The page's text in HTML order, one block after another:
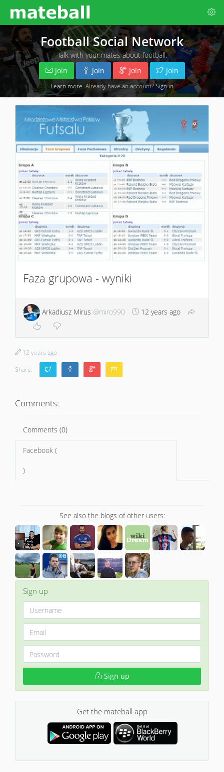
Football Social Network
Talk with your mates about football.
Join
Join Join Join
Learn more . Already have an account?Sign in
Faza grupowa - wyniki
Arkadiusz Mirus @miro990 12 years ago
12 years ago
Share:
Comments:
Comments (0)
Facebook (
)
See also the blogs of other users:
Sign up
Sign up
Get the mateball app